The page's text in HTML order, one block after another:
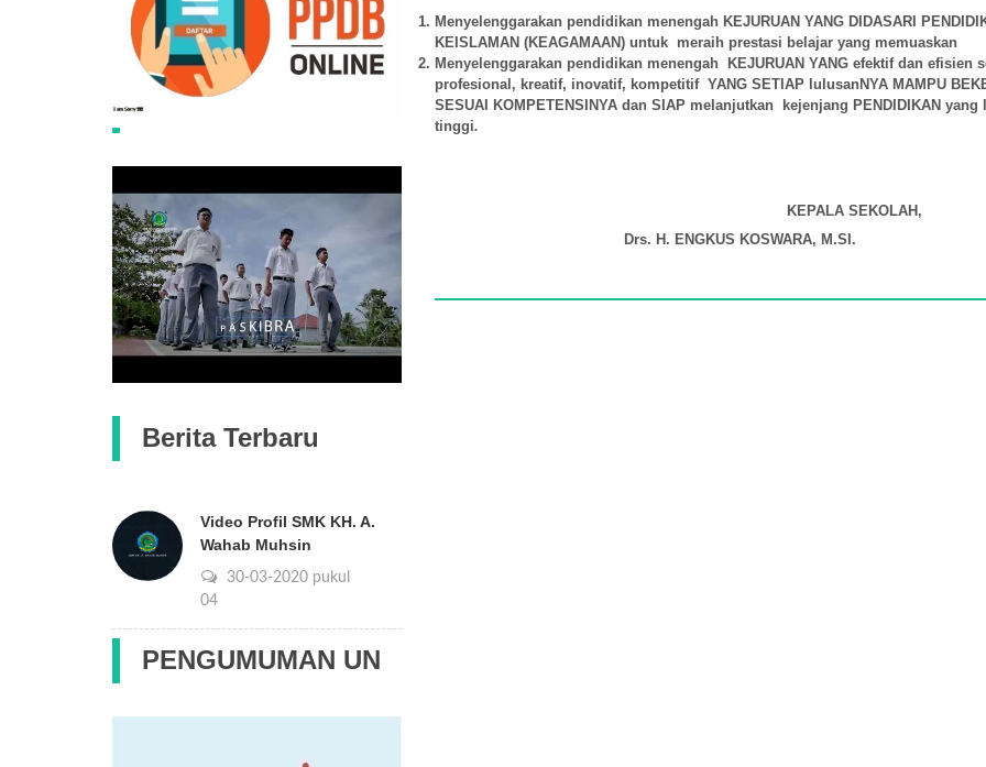
Berita Terbaru
Video Profil SMK KH. A.
Wahab Muhsin
30-03-2020 pukul
16:04
PENGUMUMAN UN
Menyelenggarakan pendidikan menengah KEJURUAN YANG DIDASARI
KEISLAMAN (KEAGAMAAN) untukmeraih prestasi belajar yang memuaskan
Menyelenggarakan pendidikan menengah KEJURUAN YANG efektif dan efisien
profesional, kreatif, inovatif, kompetitif YANG SETIAP lulusanNYA MAMPU
SESUAI KOMPETENSINYA dan SIAP melanjutkan kejenjang PENDIDIKAN yang
tinggi.
KEPALA S EKOLAH,
Drs. H. ENGKUS KOSWARA, M.SI.